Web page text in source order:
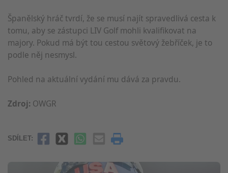
Španělský hráč tvrdí, že se musí najít spravedlivá cesta k
tomu, aby se zástupci LIV Golf mohli kvalifikovat na
majory. Pokud má být tou cestou světový žebříček, je to
podle něj nesmysl.
Pohled na aktuální vydání mu dává za pravdu.
Zdroj: OWGR
SDÍLET: